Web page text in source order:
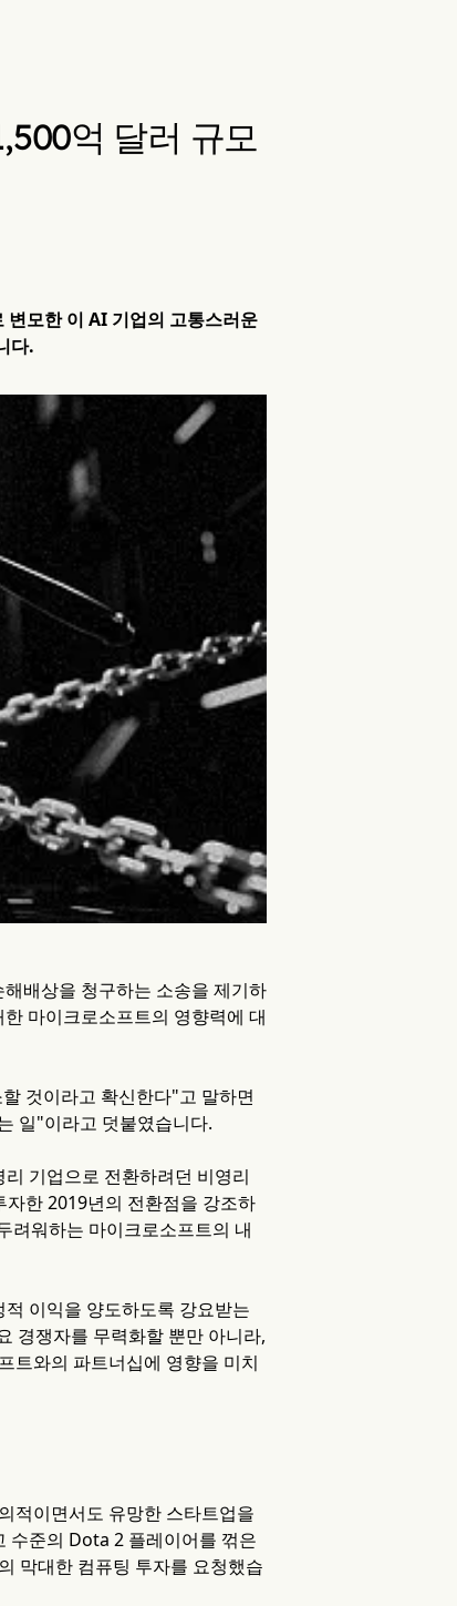
억 달러 규모
모한 이 AI 기업의 고통스러운
다.
배상을 청구하는 소송을 제기하
마이크로소프트의 영향력에 대
것이라고 확신한다"고 말하면
일"이라고 덧붙였습니다.
기업으로 전환하려던 비영리
한 2019년의 전환점을 강조하
려워하는 마이크로소프트의 내
이익을 양도하도록 강요받는
경쟁자를 무력화할 뿐만 아니라,
트와의 파트너십에 영향을 미치
적이면서도 유망한 스타트업을
수준의 Dota 2 플레이어를 꺾은
막대한 컴퓨팅 투자를 요청했습